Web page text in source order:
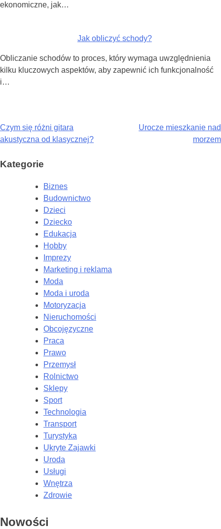
ekonomiczne, jak…
Jak obliczyć schody?
Obliczanie schodów to proces, który wymaga uwzględnienia
kilku kluczowych aspektów, aby zapewnić ich funkcjonalność
i…
Nawigacja
wpisu
Czym się różni gitara
akustyczna od klasycznej?
Urocze mieszkanie nad
morzem
Kategorie
Biznes
Budownictwo
Dzieci
Dziecko
Edukacja
Hobby
Imprezy
Marketing i reklama
Moda
Moda i uroda
Motoryzacja
Nieruchomości
Obcojęzyczne
Praca
Prawo
Przemysł
Rolnictwo
Sklepy
Sport
Technologia
Transport
Turystyka
Ukryte Zajawki
Uroda
Usługi
Wnętrza
Zdrowie
Nowości